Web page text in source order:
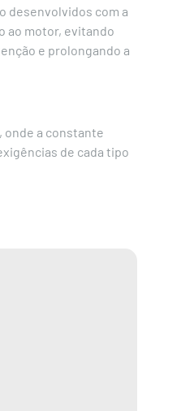
desenvolvidos com a
ao motor, evitando
e prolongando a
onde a constante
de cada tipo